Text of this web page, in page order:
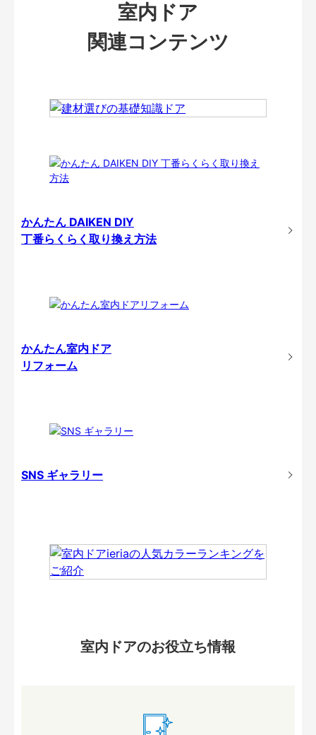
室内ドア
関連コンテンツ
かんたん DAIKEN DIY
丁番らくらく取り換え方法
かんたん室内ドア
リフォーム
SNS ギャラリー
室内ドアのお役立ち情報